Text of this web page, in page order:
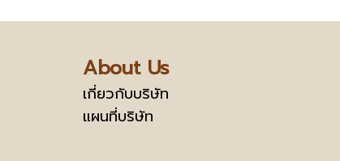
About Us
เกี่ยวกับบริษัท
แผนที่บริษัท